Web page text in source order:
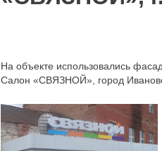
На объекте использовались
Салон «СВЯЗНОЙ», город